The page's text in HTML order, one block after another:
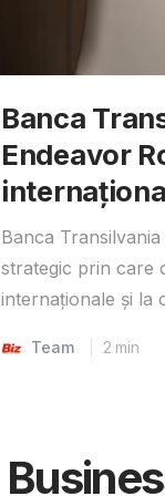
Banca
Endeavor
Banca
strategic prin care
internaționale și la
Team 2 min